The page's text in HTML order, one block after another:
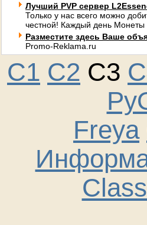
Лучший PVP сервер
Только у нас всего можно
честной! Каждый день Монеты
Разместите здесь Ваше
Promo-Reklama.ru
C1 C2 C3
Freya